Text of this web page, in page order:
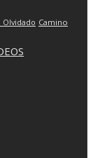
Olvidado Camino